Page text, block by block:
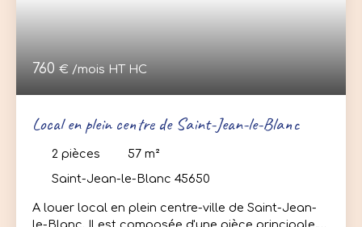
760 € /mois HT HC
Local en plein centre de Saint-Jean-le-Blanc
2 pièces 57 m²
Saint-Jean-le-Blanc 45650
A louer local en plein centre-ville de Saint-Jean-
le-Blanc. Il est composée d'une pièce principale,